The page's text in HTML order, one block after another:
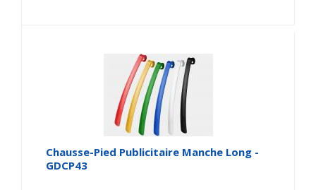
Chausse-Pied Publicitaire Manche Long -
GDCP43